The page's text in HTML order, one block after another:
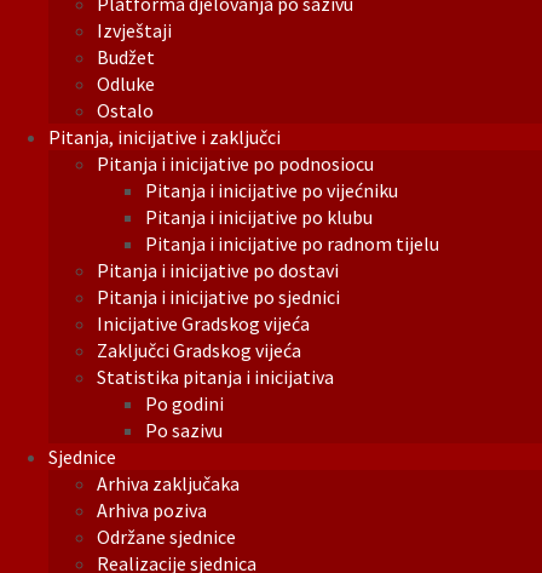
Izvještaji
Budžet
Odluke
Ostalo
Pitanja, inicijative i zaključci
Pitanja i inicijative po podnosiocu
Pitanja i inicijative po vijećniku
Pitanja i inicijative po klubu
Pitanja i inicijative po radnom tijelu
Pitanja i inicijative po dostavi
Pitanja i inicijative po sjednici
Inicijative Gradskog vijeća
Zaključci Gradskog vijeća
Statistika pitanja i inicijativa
Po godini
Po sazivu
Sjednice
Arhiva zaključaka
Arhiva poziva
Održane sjednice
Realizacije sjednica